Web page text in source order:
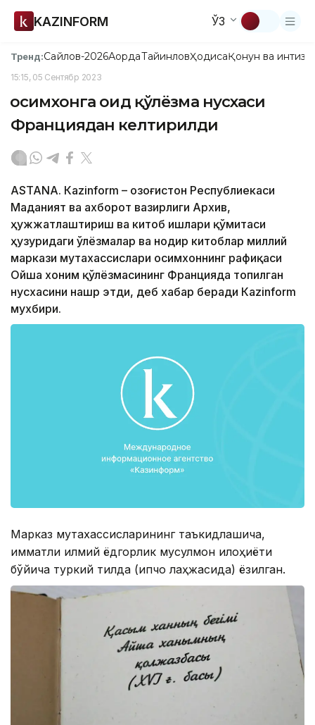
KAZINFORM ЎЗ
Тренд:Сайлов-2026АқордаТайинловҲодисаҚонун ва
15:15, 05 Сентябр 2023
Қосимхонга оид қўлёзма нусхаси
Франциядан келтирилди
ASTANA. Кazinform – Қозоғистон Республиекаси
Маданият ва ахборот вазирлиги Архив,
ҳужжатлаштириш ва китоб ишлари қўмитаси
ҳузуридаги Қўлёзмалар ва нодир китоблар миллий
маркази мутахассислари Қосимхоннинг рафиқаси
Ойша хоним қўлёзмасининг Францияда топилган
нусхасини нашр этди, деб хабар беради Кazinform
мухбири.
Марказ мутахассисларининг таъкидлашича,
қимматли илмий ёдгорлик мусулмон илоҳиёти
бўйича туркий тилда (қипчоқ лаҳжасида) ёзилган.